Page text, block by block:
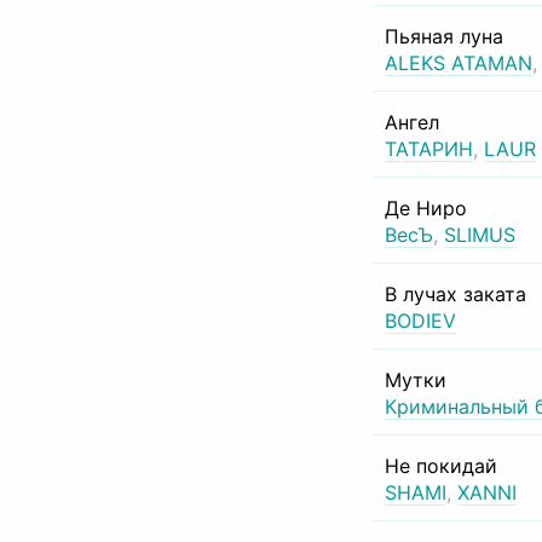
Пьяная луна
ALEKS ATAMAN,
Ангел
ТАТАРИН, LAUR
Де Ниро
ВесЪ, SLIMUS
В лучах заката
BODIEV
Мутки
Криминальный
Не покидай
SHAMI, XANNI